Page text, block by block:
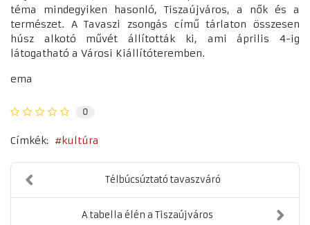
téma mindegyiken hasonló, Tiszaújváros, a nők és a
természet. A Tavaszi zsongás című tárlaton összesen
húsz alkotó művét állították ki, ami április 4-ig
látogatható a Városi Kiállítóteremben.
ema
0
Címkék: kultúra
Télbúcsúztató tavaszváró
A tabella élén a Tiszaújváros